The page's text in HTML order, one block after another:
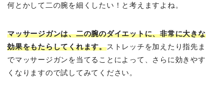
何とかして二の腕を細くしたい！と考えますよね。
マッサージガンは、二の腕のダイエットに、非常に大きな
効果をもたらしてくれます。ストレッチを加えたり指先ま
でマッサージガンを当てることによって、さらに効きやす
くなりますので試してみてください。